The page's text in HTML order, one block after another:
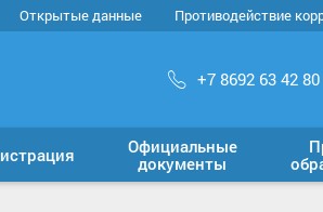
Открытые данные Противодействие
+7 8692 63 42 80
Официальные
документы